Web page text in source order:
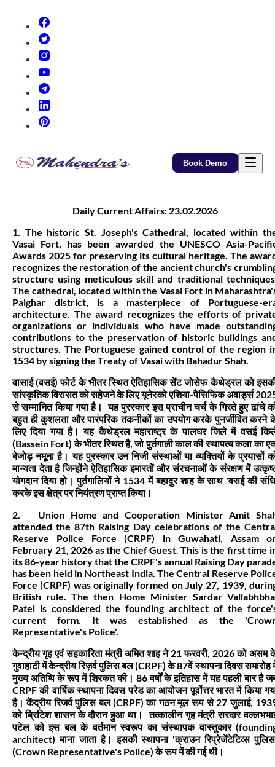
Book Demo
Daily Current Affairs: 23.02.2026
1. The historic St. Joseph's Cathedral, located within
Vasai Fort, has been awarded the UNESCO Asia-
Awards 2025 for preserving its cultural heritage. The
recognizes the restoration of the ancient church's
structure using meticulous skill and traditional
The cathedral, located within the Vasai Fort in
Palghar district, is a masterpiece of Portuguese-
architecture. The award recognizes the efforts of
organizations or individuals who have made
contributions to the preservation of historic buildings
structures. The Portuguese gained control of the region
1534 by signing the Treaty of Vasai with Bahadur Shah.
वासाई (वसई) फोर्ट के भीतर स्थित ऐतिहासिक सेंट जोसेफ कैथेड्रल को
सांस्कृतिक विरासत को सहेजने के लिए यूनेस्को एशिया-पैसिफिक अवार्ड्स
से सम्मानित किया गया है। यह पुरस्कार इस प्राचीन चर्च के गिरते हुए ढांचे
बहुत ही कुशलता और पारंपरिक तकनीकों का उपयोग करके पुनर्जीवित करने
लिए दिया गया है। यह कैथेड्रल महाराष्ट्र के पालघर जिले में वसई
(Bassein Fort) के भीतर स्थित है, जो पुर्तगाली काल की स्थापत्य कला का
बेजोड़ नमूना है। यह पुरस्कार उन निजी संस्थाओं या व्यक्तियों के प्रयासों
मान्यता देता है जिन्होंने ऐतिहासिक इमारतों और संरचनाओं के संरक्षण में
योगदान दिया हो। पुर्तगालियों ने 1534 में बहादुर शाह के साथ 'वसई की
करके इस क्षेत्र पर नियंत्रण प्राप्त किया।
2. Union Home and Cooperation Minister Amit
attended the 87th Raising Day celebrations of the
Reserve Police Force (CRPF) in Guwahati, Assam
February 21, 2026 as the Chief Guest. This is the first time
its 86-year history that the CRPF's annual Raising Day
has been held in Northeast India. The Central Reserve
Force (CRPF) was originally formed on July 27, 1939,
British rule. The then Home Minister Sardar
Patel is considered the founding architect of the
current form. It was established as the
Representative's Police'.
केन्द्रीय गृह एवं सहकारिता मंत्री अमित शाह ने 21 फरवरी, 2026 को असम
गुवाहाटी में केन्द्रीय रिज़र्व पुलिस बल (CRPF) के 87वें स्थापना दिवस समारोह
मुख्य अतिथि के रूप में शिरकत की। 86 वर्षों के इतिहास में यह पहली बार है
CRPF की वार्षिक स्थापना दिवस परेड का आयोजन पूर्वोत्तर भारत में किया
है। केंद्रीय रिजर्व पुलिस बल (CRPF) का गठन मूल रूप से 27 जुलाई,
को ब्रिटिश शासन के दौरान हुआ था। तत्कालीन गृह मंत्री सरदार
पटेल को इस बल के वर्तमान स्वरूप का संस्थापक वास्तुकार
architect) माना जाता है। इसकी स्थापना 'क्राउन रिप्रेजेंटेटिव्स
(Crown Representative's Police) के रूप में की गई थी।